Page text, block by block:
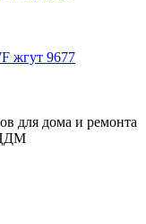
для дома и ремонта
ЦДМ